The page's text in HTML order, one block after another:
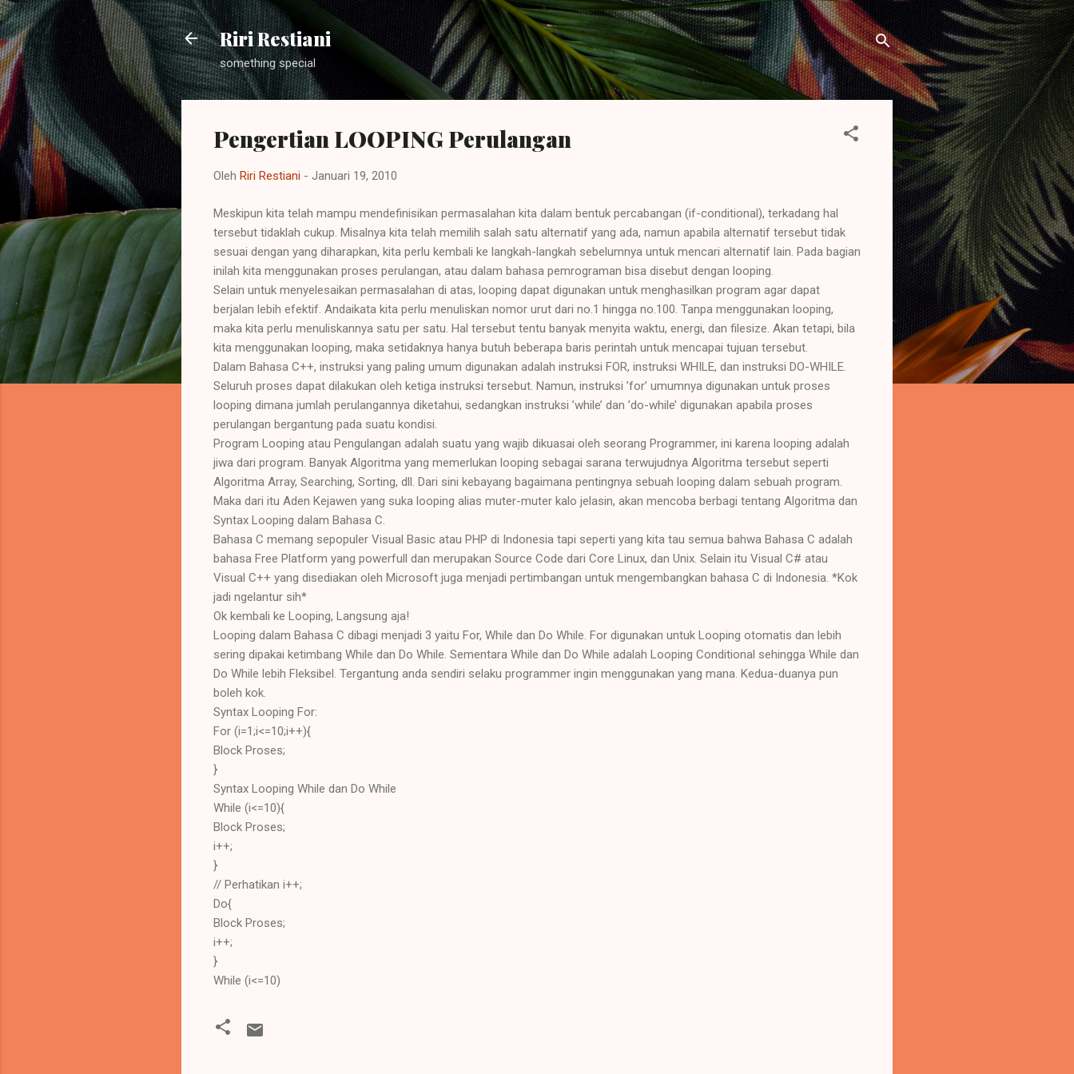
Langsung ke konten utama
Riri Restiani
something special
Pengertian LOOPING Perulangan
Oleh Riri Restiani - Januari 19, 2010
Meskipun kita telah mampu mendefinisikan permasalahan kita dalam bentuk percabangan (if-conditional), terkadang hal
tersebut tidaklah cukup. Misalnya kita telah memilih salah satu alternatif yang ada, namun apabila alternatif tersebut tidak
sesuai dengan yang diharapkan, kita perlu kembali ke langkah-langkah sebelumnya untuk mencari alternatif lain. Pada bagian
inilah kita menggunakan proses perulangan, atau dalam bahasa pemrograman bisa disebut dengan looping.
Selain untuk menyelesaikan permasalahan di atas, looping dapat digunakan untuk menghasilkan program agar dapat
berjalan lebih efektif. Andaikata kita perlu menuliskan nomor urut dari no.1 hingga no.100. Tanpa menggunakan looping,
maka kita perlu menuliskannya satu per satu. Hal tersebut tentu banyak menyita waktu, energi, dan filesize. Akan tetapi, bila
kita menggunakan looping, maka setidaknya hanya butuh beberapa baris perintah untuk mencapai tujuan tersebut.
Dalam Bahasa C++, instruksi yang paling umum digunakan adalah instruksi FOR, instruksi WHILE, dan instruksi DO-WHILE.
Seluruh proses dapat dilakukan oleh ketiga instruksi tersebut. Namun, instruksi ’for’ umumnya digunakan untuk proses
looping dimana jumlah perulangannya diketahui, sedangkan instruksi ’while’ dan ’do-while’ digunakan apabila proses
perulangan bergantung pada suatu kondisi.
Program Looping atau Pengulangan adalah suatu yang wajib dikuasai oleh seorang Programmer, ini karena looping adalah
jiwa dari program. Banyak Algoritma yang memerlukan looping sebagai sarana terwujudnya Algoritma tersebut seperti
Algoritma Array, Searching, Sorting, dll. Dari sini kebayang bagaimana pentingnya sebuah looping dalam sebuah program.
Maka dari itu Aden Kejawen yang suka looping alias muter-muter kalo jelasin, akan mencoba berbagi tentang Algoritma dan
Syntax Looping dalam Bahasa C.
Bahasa C memang sepopuler Visual Basic atau PHP di Indonesia tapi seperti yang kita tau semua bahwa Bahasa C adalah
bahasa Free Platform yang powerfull dan merupakan Source Code dari Core Linux, dan Unix. Selain itu Visual C# atau
Visual C++ yang disediakan oleh Microsoft juga menjadi pertimbangan untuk mengembangkan bahasa C di Indonesia. *Kok
jadi ngelantur sih*
Ok kembali ke Looping, Langsung aja!
Looping dalam Bahasa C dibagi menjadi 3 yaitu For, While dan Do While. For digunakan untuk Looping otomatis dan lebih
sering dipakai ketimbang While dan Do While. Sementara While dan Do While adalah Looping Conditional sehingga While dan
Do While lebih Fleksibel. Tergantung anda sendiri selaku programmer ingin menggunakan yang mana. Kedua-duanya pun
boleh kok.
Syntax Looping For:
For (i=1;i<=10;i++){
Block Proses;
}
Syntax Looping While dan Do While
While (i<=10){
Block Proses;
i++;
}
// Perhatikan i++;
Do{
Block Proses;
i++;
}
While (i<=10)